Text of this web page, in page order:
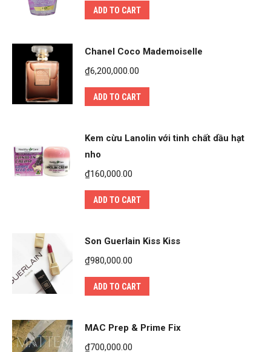
ADD TO CART
Chanel Coco Mademoiselle
₫6,200,000.00
ADD TO CART
Kem cừu Lanolin với tinh chất dầu hạt
nho
₫160,000.00
ADD TO CART
Son Guerlain Kiss Kiss
₫980,000.00
ADD TO CART
MAC Prep & Prime Fix
₫700,000.00